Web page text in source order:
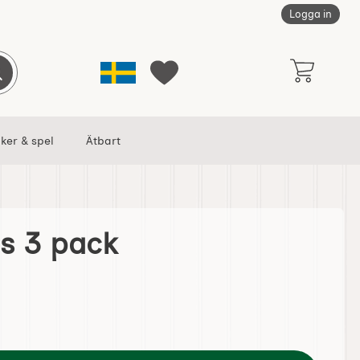
Logga in
Sverige Mina favoriter
sökning
& spel Ätbart
3 pack
3 pack